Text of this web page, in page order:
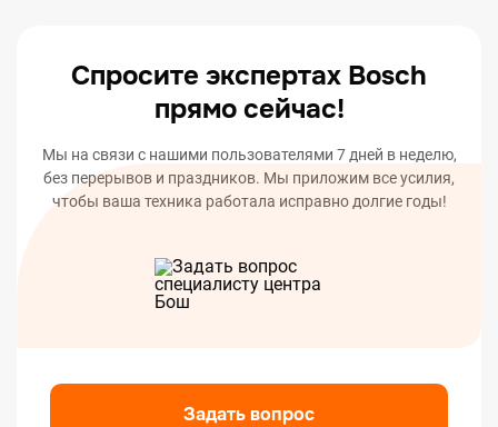
Спросите экспертах Bosch
прямо сейчас!
Мы на связи с нашими пользователями 7 дней в неделю,
без перерывов и праздников. Мы приложим все усилия,
чтобы ваша техника работала исправно долгие годы!
Задать вопрос